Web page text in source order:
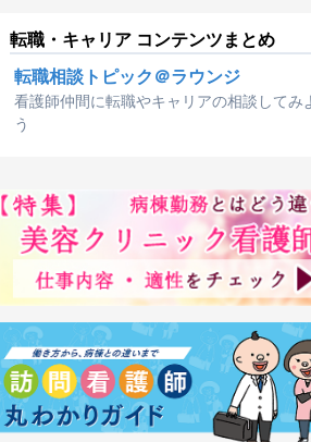
転職・キャリア コンテンツまとめ
転職相談トピック＠ラウンジ
看護師仲間に転職やキャリアの相談してみ
う